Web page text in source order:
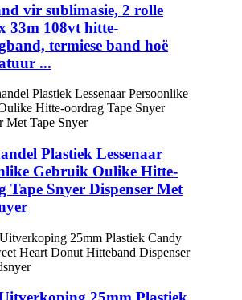
vir sublimasie, 2 rolle
33m 108vt hitte-
termiese band hoë
...
Plastiek Lessenaar
Gebruik Oulike Hitte-
Tape Snyer Dispenser Met